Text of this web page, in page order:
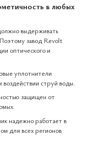
в любых
выдерживать
завод Revolt
оптического и
уплотнители
струй воды.
защищен от
надежно работает в
для всех регионов